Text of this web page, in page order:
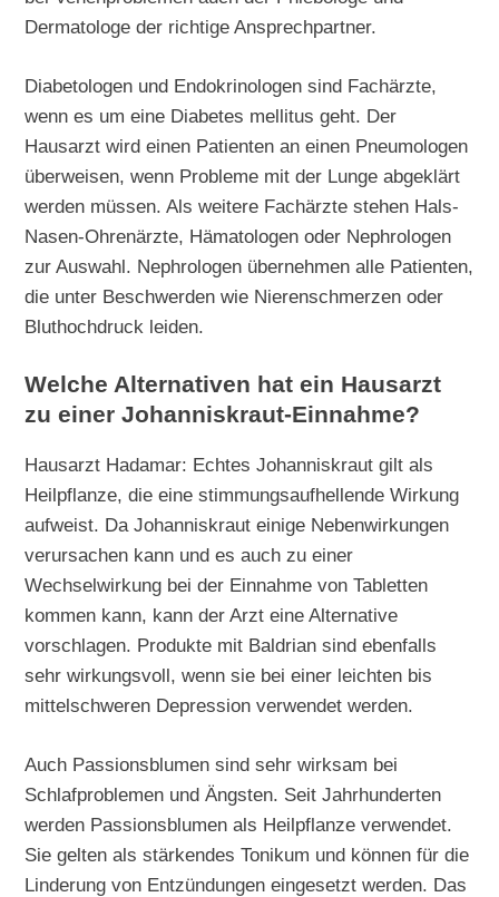
Dermatologe der richtige Ansprechpartner.
Diabetologen und Endokrinologen sind Fachärzte,
wenn es um eine Diabetes mellitus geht. Der
Hausarzt wird einen Patienten an einen Pneumologen
überweisen, wenn Probleme mit der Lunge abgeklärt
werden müssen. Als weitere Fachärzte stehen Hals-
Nasen-Ohrenärzte, Hämatologen oder Nephrologen
zur Auswahl. Nephrologen übernehmen alle Patienten,
die unter Beschwerden wie Nierenschmerzen oder
Bluthochdruck leiden.
Welche Alternativen hat ein Hausarzt
zu einer Johanniskraut-Einnahme?
Hausarzt Hadamar: Echtes Johanniskraut gilt als
Heilpflanze, die eine stimmungsaufhellende Wirkung
aufweist. Da Johanniskraut einige Nebenwirkungen
verursachen kann und es auch zu einer
Wechselwirkung bei der Einnahme von Tabletten
kommen kann, kann der Arzt eine Alternative
vorschlagen. Produkte mit Baldrian sind ebenfalls
sehr wirkungsvoll, wenn sie bei einer leichten bis
mittelschweren Depression verwendet werden.
Auch Passionsblumen sind sehr wirksam bei
Schlafproblemen und Ängsten. Seit Jahrhunderten
werden Passionsblumen als Heilpflanze verwendet.
Sie gelten als stärkendes Tonikum und können für die
Linderung von Entzündungen eingesetzt werden. Das